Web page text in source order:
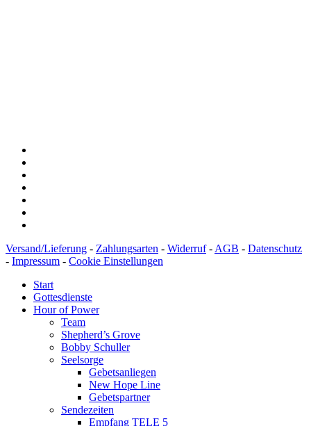
Versand/Lieferung - Zahlungsarten - Widerruf- AGB - Datenschutz
- Impressum - Cookie Einstellungen
Start
Gottesdienste
Hour of Power
Team
Shepherd’s Grove
Bobby Schuller
Seelsorge
Gebetsanliegen
New Hope Line
Gebetspartner
Sendezeiten
Empfang TELE 5